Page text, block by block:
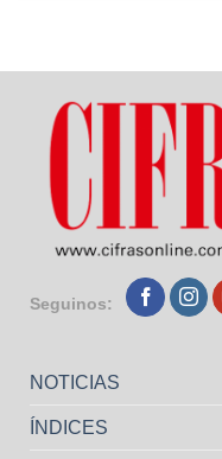
Seguinos:
NOTICIAS
ÍNDICES